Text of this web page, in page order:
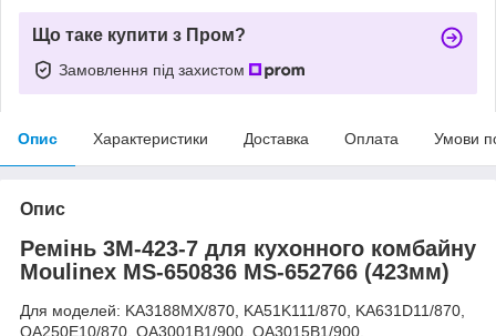
Що таке купити з Пром?
Замовлення під захистом
Опис Характеристики Доставка Оплата Умови
Опис
Ремінь 3M-423-7 для кухонного комбайну
Moulinex MS-650836 MS-652766 (423мм)
Для моделей: KA3188MX/870, KA51K111/870, KA631D11/870,
QA250E10/870, QA3001B1/900, QA3015B1/900,